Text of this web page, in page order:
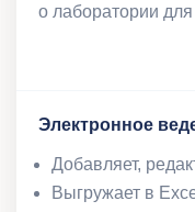
о лаборатории для
Электронное
Добавляет,
Выгружает в